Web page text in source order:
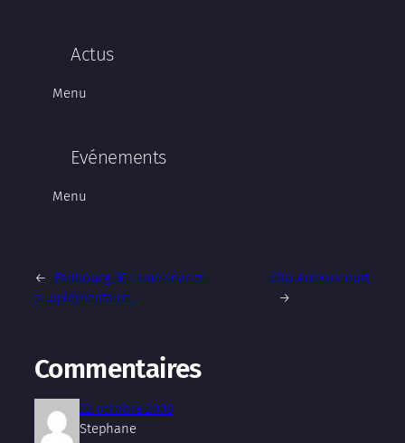
Actus
Menu
Evénements
Menu
←
Faubourg 36 : Une séance
supplémentaire …
Clip Armoricourt
→
Commentaires
22 octobre 2008
Stephane